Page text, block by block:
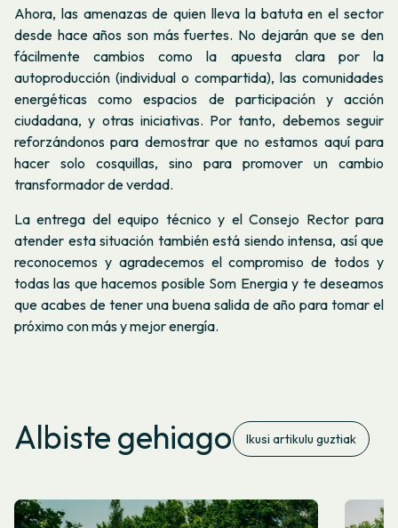
Ahora, las amenazas de quien lleva la batuta en el sector
desde hace años son más fuertes. No dejarán que se den
fácilmente cambios como la apuesta clara por la
autoproducción (individual o compartida), las comunidades
energéticas como espacios de participación y acción
ciudadana, y otras iniciativas. Por tanto, debemos seguir
reforzándonos para demostrar que no estamos aquí para
hacer solo cosquillas, sino para promover un cambio
transformador de verdad.
La entrega del equipo técnico y el Consejo Rector para
atender esta situación también está siendo intensa, así que
reconocemos y agradecemos el compromiso de todos y
todas las que hacemos posible Som Energia y te deseamos
que acabes de tener una buena salida de año para tomar el
próximo con más y mejor energía.
Albiste gehiago Ikusi artikulu guztiak